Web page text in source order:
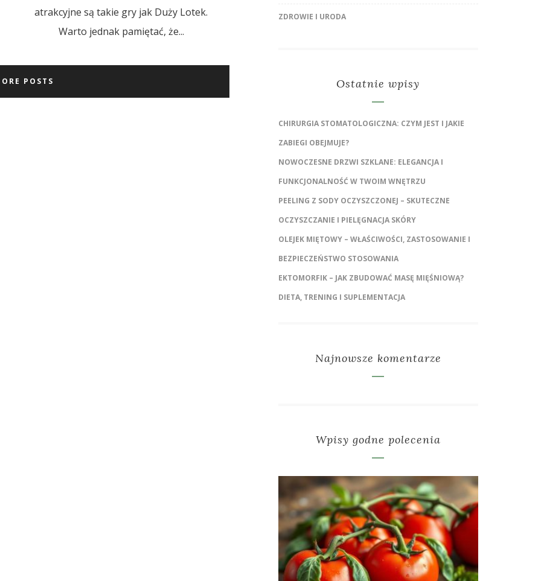
atrakcyjne są takie gry jak Duży Lotek.
Warto jednak pamiętać, że...
POSTS
ZDROWIE I URODA
Ostatnie wpisy
CHIRURGIA STOMATOLOGICZNA: CZYM JEST I JAKIE
ZABIEGI OBEJMUJE?
NOWOCZESNE DRZWI SZKLANE: ELEGANCJA I
FUNKCJONALNOŚĆ W TWOIM WNĘTRZU
PEELING Z SODY OCZYSZCZONEJ – SKUTECZNE
OCZYSZCZANIE I PIELĘGNACJA SKÓRY
OLEJEK MIĘTOWY – WŁAŚCIWOŚCI, ZASTOSOWANIE I
BEZPIECZEŃSTWO STOSOWANIA
EKTOMORFIK – JAK ZBUDOWAĆ MASĘ MIĘŚNIOWĄ?
DIETA, TRENING I SUPLEMENTACJA
Najnowsze komentarze
Wpisy godne polecenia